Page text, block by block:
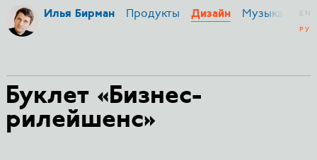
Илья Бирман Продукты Дизайн Музыка
EN
РУ
Буклет «Бизнес-
рилейшенс»